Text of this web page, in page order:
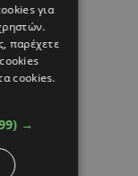
για
παρέχετε
cookies.
→